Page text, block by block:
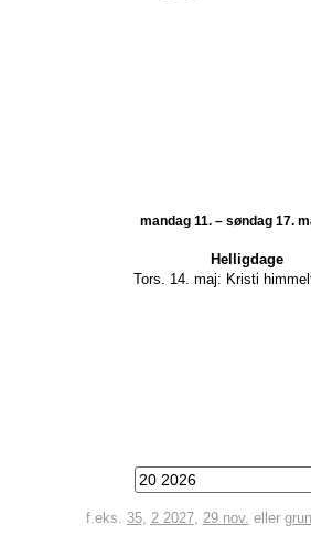
mandag 11. – søndag 17.
Helligdage
Tors. 14. maj: Kristi
f.eks. 35, 2 2027, 29 nov. eller